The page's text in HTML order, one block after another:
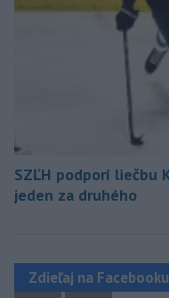
SZĽH podporí liečbu
jeden za druhého
Zdieľaj na Facebooku